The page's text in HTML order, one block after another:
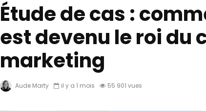
Étude de cas :
est devenu le roi du
marketing
Aude Marty il y a 1 mois 55 901 vues